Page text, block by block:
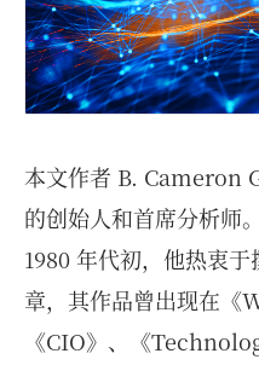
本文作者 B. Cameron
的创始人和首席分析师
1980 年代初，他热衷
章，其作品曾出现在《
《CIO》、《